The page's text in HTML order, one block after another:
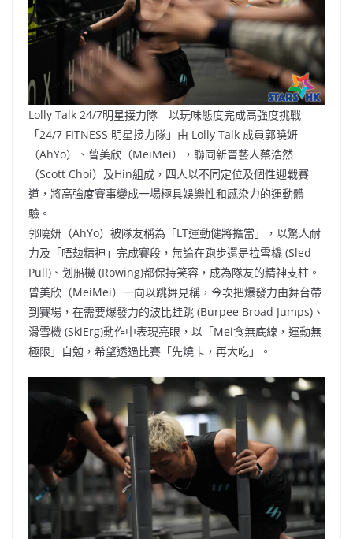
Lolly Talk 24/7明星接力隊 以玩味態度完成高強度挑戰
「24/7 FITNESS 明星接力隊」由 Lolly Talk 成員郭曉妍
（AhYo）、曾美欣（MeiMei），聯同新晉藝人蔡浩然
（Scott Choi）及Hin組成，四人以不同定位及個性迎戰賽
道，將高強度賽事變成一場極具娛樂性和感染力的運動體
驗。
郭曉妍（AhYo）被隊友稱為「LT運動健將擔當」，以驚人耐
力及「唔攰精神」完成賽段，無論在跑步還是拉雪橇 (Sled
Pull)、划船機 (Rowing)都保持笑容，成為隊友的精神支柱。
曾美欣（MeiMei）一向以跳舞見稱，今次把爆發力由舞台帶
到賽場，在需要爆發力的波比蛙跳 (Burpee Broad Jumps)、
滑雪機 (SkiErg)動作中表現亮眼，以「Mei食無底線，運動無
極限」自勉，希望透過比賽「先燒卡，再大吃」。